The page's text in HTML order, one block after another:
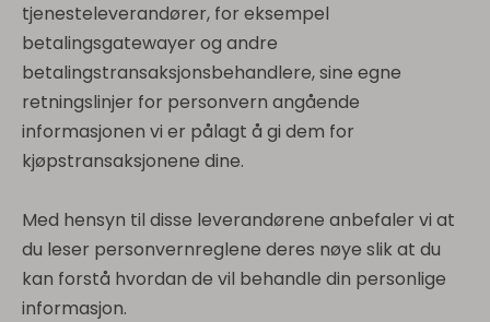
tjenesteleverandører, for eksempel
betalingsgatewayer og andre
betalingstransaksjonsbehandlere, sine egne
retningslinjer for personvern angående
informasjonen vi er pålagt å gi dem for
kjøpstransaksjonene dine.
Med hensyn til disse leverandørene anbefaler vi at
du leser personvernreglene deres nøye slik at du
kan forstå hvordan de vil behandle din personlige
informasjon.